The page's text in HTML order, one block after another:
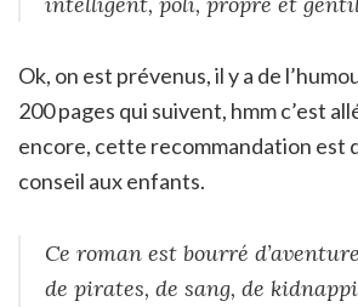
Ok, on est prévenus, il y a de
200 pages qui suivent, hmm c’est
encore, cette recommandation est
conseil aux enfants.
Ce roman est bourré
de pirates, de sang, de